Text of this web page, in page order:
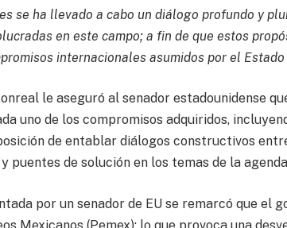
se ha llevado a cabo un diálogo profundo y
en este campo; a fin de que estos
internacionales asumidos por el Estado
le aseguró al senador estadounidense
uno de los compromisos adquiridos,
de entablar diálogos constructivos
puentes de solución en los temas de la
por un senador de EU se remarcó que el